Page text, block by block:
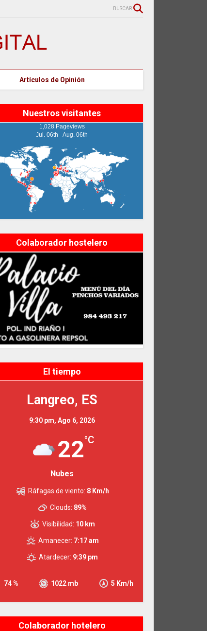
BUSCAR
Artículos de Opinión
Nuestros visitantes
1,028 Pageviews
Jul. 06th - Aug. 06th
Colaborador hostelero
El tiempo
Langreo, ES
9:30 pm, Ago 6, 2026
22°C
Nubes
74 % 1022 mb 5 Km/h
Ráfagas de viento: 8 Km/h
Clouds: 89%
Visibilidad: 10 km
Amanecer: 7:17 am
Atardecer: 9:39 pm
Colaborador hotelero